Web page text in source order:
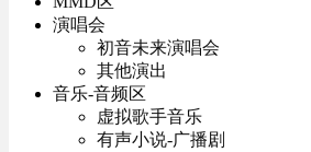
演唱会
初音未来演唱会
其他演出
音乐-音频区
虚拟歌手音乐
有声小说-广播剧